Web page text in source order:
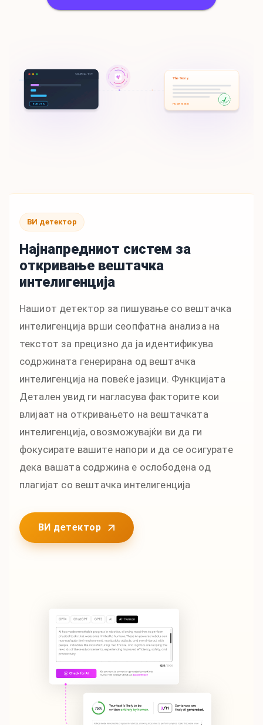
SOURCE.txt
ROBOTIC
The Story.
100% HUMAN
HUMANIZED
ВИ детектор
Најнапредниот систем за
откривање вештачка
интелигенција
Нашиот детектор за пишување со вештачка
интелигенција врши сеопфатна анализа на
текстот за прецизно да ја идентификува
содржината генерирана од вештачка
интелигенција на повеќе јазици. Функцијата
Детален увид ги нагласува факторите кои
влијаат на откривањето на вештачката
интелигенција, овозможувајќи ви да ги
фокусирате вашите напори и да се осигурате
дека вашата содржина е ослободена од
плагијат со вештачка интелигенција
ВИ детектор